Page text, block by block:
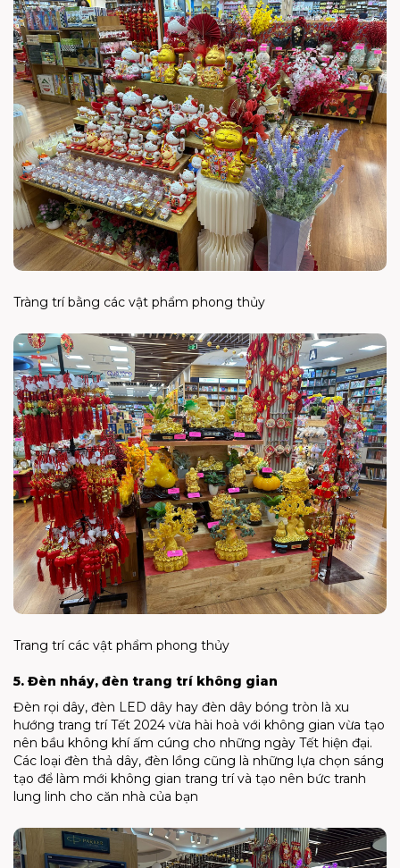
Tràng trí bằng các vật phẩm phong thủy
Trang trí các vật phẩm phong thủy
5. Đèn nháy, đèn trang trí không gian
Đèn rọi dây, đèn LED dây hay đèn dây bóng tròn là xu
hướng trang trí Tết 2024 vừa hài hoà với không gian vừa tạo
nên bầu không khí ấm cúng cho những ngày Tết hiện đại.
Các loại đèn thả dây, đèn lồng cũng là những lựa chọn sáng
tạo để làm mới không gian trang trí và tạo nên bức tranh
lung linh cho căn nhà của bạn